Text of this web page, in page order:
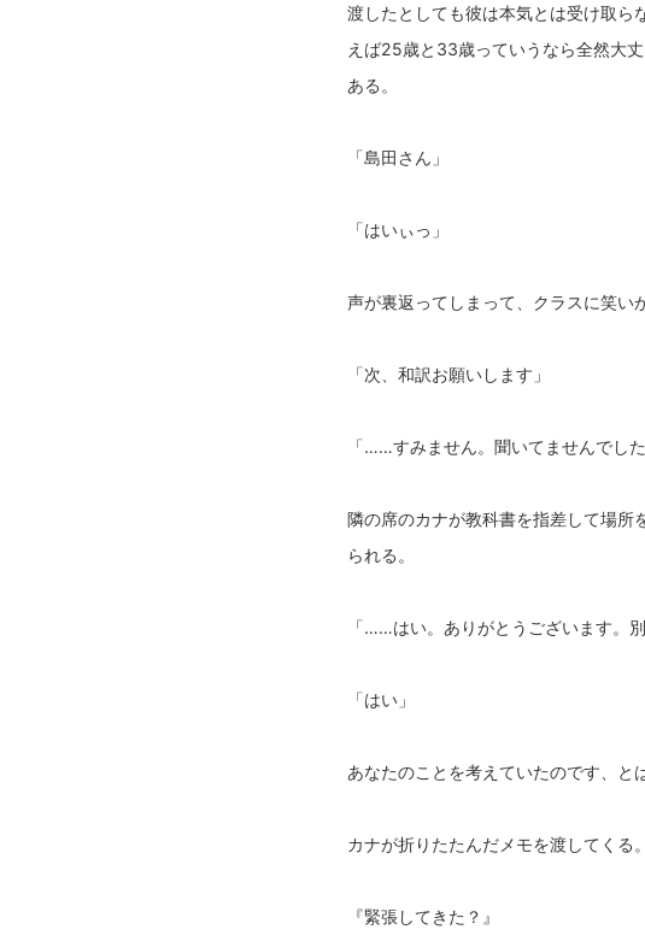
渡したとしても彼は本気とは受け取ら
えば25歳と33歳っていうなら全然大
ある。
「島田さん」
「はいぃっ」
声が裏返ってしまって、クラスに笑い
「次、和訳お願いします」
「……すみません。聞いてませんでした
隣の席のカナが教科書を指差して場所
られる。
「……はい。ありがとうございます。
「はい」
あなたのことを考えていたのです、と
カナが折りたたんだメモを渡してくる。
『緊張してきた？』